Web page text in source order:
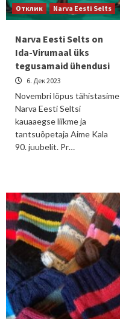
Отклик Narva Eesti Selts
Narva Eesti Selts on
Ida-Virumaal üks
tegusamaid ühendusi
6. Дек 2023
Novembri lõpus tähistasime
Narva Eesti Seltsi
kauaaegse liikme ja
tantsuõpetaja Aime Kala
90. juubelit. Pr…